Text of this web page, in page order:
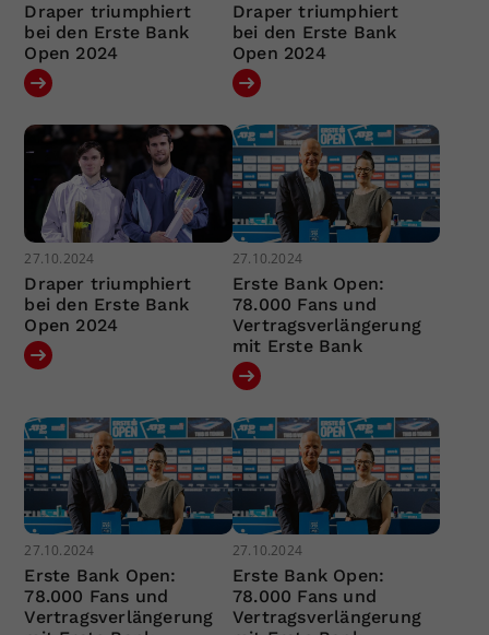
Draper triumphiert
bei den Erste Bank
Open 2024
Draper triumphiert
bei den Erste Bank
Open 2024
27.10.2024
Draper triumphiert
bei den Erste Bank
Open 2024
27.10.2024
Erste Bank Open:
78.000 Fans und
Vertragsverlängerung
mit Erste Bank
27.10.2024
Erste Bank Open:
78.000 Fans und
Vertragsverlängerung
27.10.2024
Erste Bank Open:
78.000 Fans und
Vertragsverlängerung